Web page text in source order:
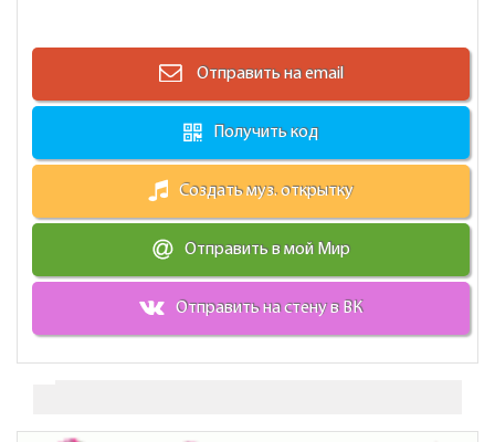
Отправить на email
Получить код
Создать муз. открытку
Отправить в мой Мир
Отправить на стену в ВК